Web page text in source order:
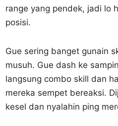
range yang pendek, jadi lo
posisi.
Gue sering banget gunain
musuh. Gue dash ke
langsung combo skill dan
mereka sempet bereaksi.
kesel dan nyalahin ping